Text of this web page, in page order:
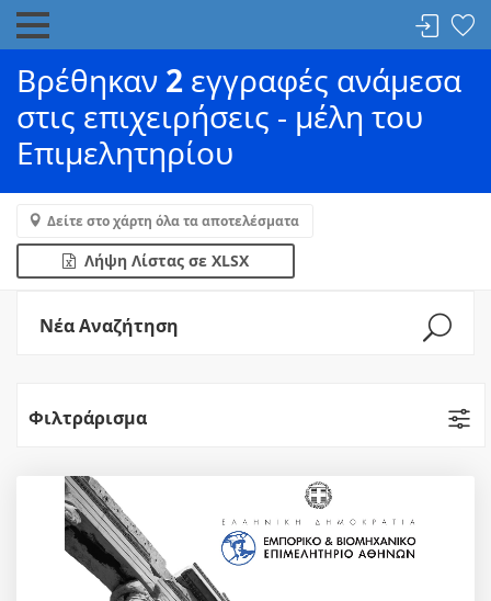
Βρέθηκαν 2 εγγραφές ανάμεσα
στις επιχειρήσεις - μέλη του
Επιμελητηρίου
Δείτε στο χάρτη όλα τα αποτελέσματα
Λήψη Λίστας σε XLSX
Νέα Αναζήτηση
Φιλτράρισμα